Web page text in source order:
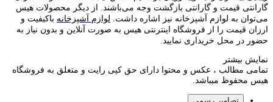
گارانتی قیمت و گارانتی بازگشت وجه می‌باشند. از دیگر محصولات هیس
می‌توان به لوازم آشپزخانه نیز اشاره داشت. لوازم آشپزخانه باکیفیت و
ارزان قیمت را از فروشگاه اینترنتی هیس به صورت آنلاین و بدون نیاز به
حضور در محل خریداری نمایید.
نمایش بیشتر
تمامی مطالب ، عکس و محتوا دارای حق کپی رایت و متعلق به فروشگاه
هیس محفوظ میباشد.